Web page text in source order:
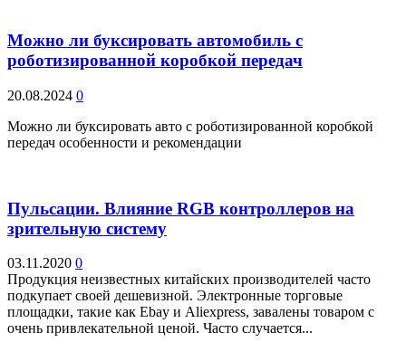
Можно ли буксировать автомобиль с
роботизированной коробкой передач
20.08.2024 0
Можно ли буксировать авто с роботизированной коробкой
передач особенности и рекомендации
Пульсации. Влияние RGB контроллеров на
зрительную систему
03.11.2020 0
Продукция неизвестных китайских производителей часто
подкупает своей дешевизной. Электронные торговые
площадки, такие как Ebay и Aliexpress, завалены товаром с
очень привлекательной ценой. Часто случается...